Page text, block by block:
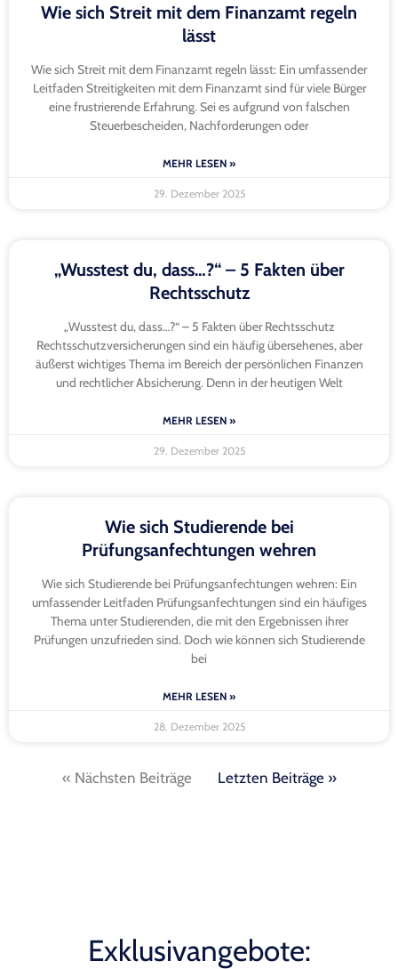
Wie sich Streit mit dem Finanzamt regeln
lässt
Wie sich Streit mit dem Finanzamt regeln lässt: Ein umfassender
Leitfaden Streitigkeiten mit dem Finanzamt sind für viele Bürger
eine frustrierende Erfahrung. Sei es aufgrund von falschen
Steuerbescheiden, Nachforderungen oder
MEHR LESEN »
29. Dezember 2025
„Wusstest du, dass…?“ – 5 Fakten über
Rechtsschutz
„Wusstest du, dass…?“ – 5 Fakten über Rechtsschutz
Rechtsschutzversicherungen sind ein häufig übersehenes, aber
äußerst wichtiges Thema im Bereich der persönlichen Finanzen
und rechtlicher Absicherung. Denn in der heutigen Welt
MEHR LESEN »
29. Dezember 2025
Wie sich Studierende bei
Prüfungsanfechtungen wehren
Wie sich Studierende bei Prüfungsanfechtungen wehren: Ein
umfassender Leitfaden Prüfungsanfechtungen sind ein häufiges
Thema unter Studierenden, die mit den Ergebnissen ihrer
Prüfungen unzufrieden sind. Doch wie können sich Studierende
bei
MEHR LESEN »
28. Dezember 2025
« Nächsten Beiträge Letzten Beiträge »
Exklusivangebote: